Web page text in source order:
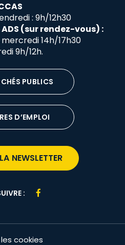
: 9h/12h30
(sur rendez-vous) :
mercredi 14h/17h30
9h/12h.
PUBLICS
D’EMPLOI
NEWSLETTER
:
cookies